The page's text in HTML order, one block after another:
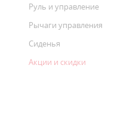
Руль и управление
Рычаги управления
Сиденья
Акции и скидки